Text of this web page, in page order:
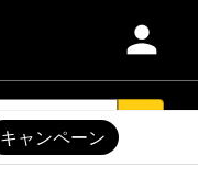
person
キャンペーン